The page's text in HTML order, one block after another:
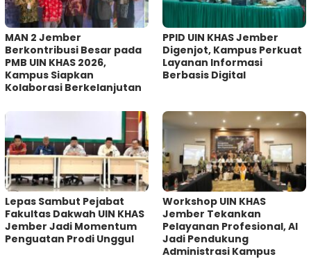
MAN 2 Jember
Berkontribusi Besar pada
PMB UIN KHAS 2026,
Kampus Siapkan
Kolaborasi Berkelanjutan
PPID UIN KHAS Jember
Digenjot, Kampus Perkuat
Layanan Informasi
Berbasis Digital
Lepas Sambut Pejabat
Fakultas Dakwah UIN KHAS
Jember Jadi Momentum
Penguatan Prodi Unggul
Workshop UIN KHAS
Jember Tekankan
Pelayanan Profesional, AI
Jadi Pendukung
Administrasi Kampus